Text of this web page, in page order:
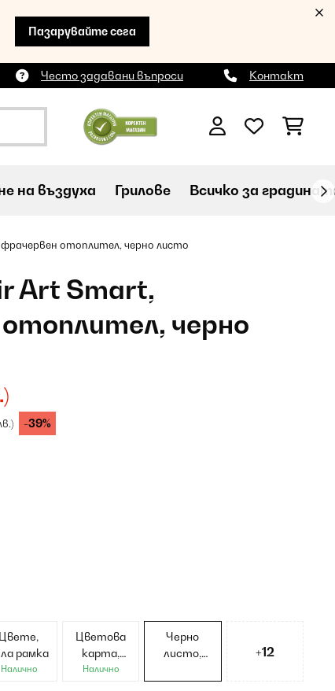
Пазарувайте сега
Често задавани въпроси Контакт
на въздуха Грилове Всичко за
отоплител, черно листо
Art Smart,
черно
-39%
Цвете,
рамка
Налично
Цветова
карта,
черна
Налично
Черно
листо,
+12